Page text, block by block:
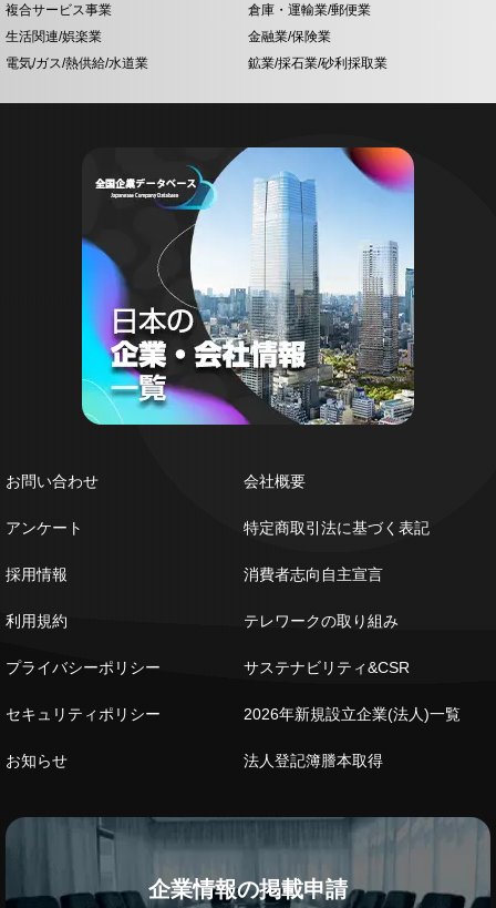
複合サービス事業
倉庫・運輸業/郵便業
生活関連/娯楽業
金融業/保険業
電気/ガス/熱供給/水道業
鉱業/採石業/砂利採取業
お問い合わせ
アンケート
採用情報
利用規約
プライバシーポリシー
セキュリティポリシー
お知らせ
会社概要
特定商取引法に基づく表記
消費者志向自主宣言
テレワークの取り組み
サステナビリティ&CSR
2026年新規設立企業(法人)一覧
法人登記簿謄本取得
企業情報の掲載申請